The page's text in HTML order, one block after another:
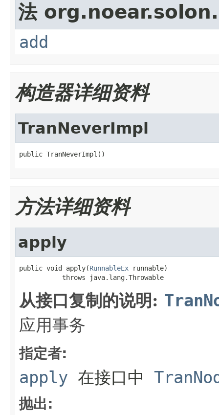
法
add
构造器详细资料
TranNeverImpl
public TranNeverImpl()
方法详细资料
apply
public void apply(RunnableEx runnable)
           throws java.lang.Throwable
从接口复制的说明:
应用事务
指定者:
apply 在接口中
抛出: